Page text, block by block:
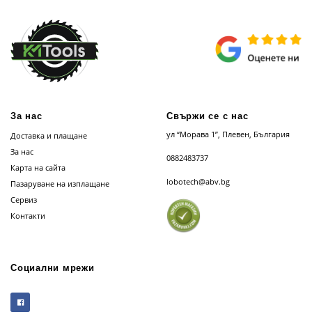
За нас
Доставка и плащане
За нас
Карта на сайта
Пазаруване на изплащане
Сервиз
Контакти
Свържи се с нас
ул “Морава 1”, Плевен, България
0882483737
lobotech@abv.bg
Социални мрежи